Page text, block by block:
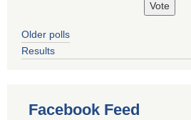
Older polls
Results
Facebook Feed